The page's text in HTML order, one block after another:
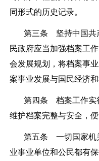
同形式的历史记录。
第三条 坚持中国共
民政府应当加强档案工
会发展规划，将档案事
案事业发展与国民经济
第四条 档案工作实
维护档案完整与安全，
第五条 一切国家机
业事业单位和公民都有